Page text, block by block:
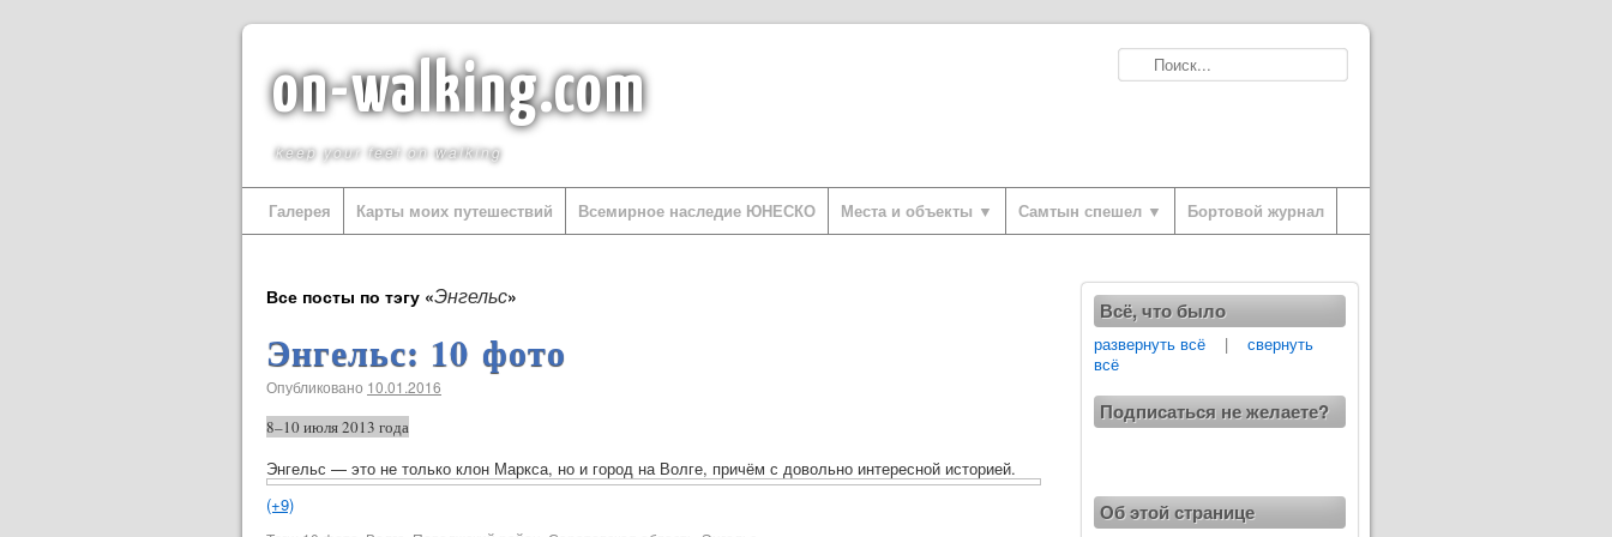
on-walking.com
keep your feet on walking
Галерея Карты моих путешествий Всемирное наследие ЮНЕСКО Места и объекты ▼ Самтын спешел ▼ Бортовой журнал
Все посты по тэгу «Энгельс»
Энгельс: 10 фото
Опубликовано 10.01.2016
8–10 июля2013 года
Энгельс — это не только клон Маркса, но и город на Волге, причём с довольно интересной историей.
(+9)
Всё, что было
развернуть всё | свернуть
всё
Подписаться не желаете?
Об этой странице